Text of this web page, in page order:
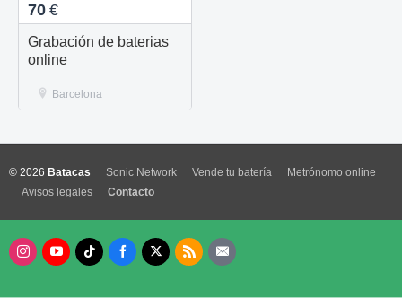
70 €
Grabación de baterias
online
Barcelona
© 2026 Batacas Sonic Network Vende tu batería
Metrónomo online
Avisos legales
Contacto